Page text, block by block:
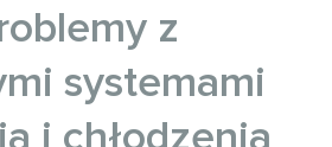
z
systemami